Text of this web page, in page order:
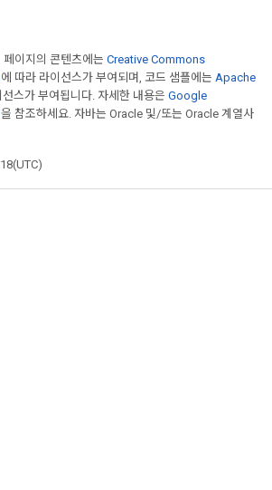
이지의 콘텐츠에는 Creative Commons
에 따라 라이선스가 부여되며, 코드 샘플에는 Apache
스가 부여됩니다. 자세한 내용은 Google
을 참조하세요. 자바는 Oracle 및/또는 Oracle 계열사